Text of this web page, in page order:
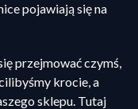
pojawiają się na
przejmować czymś,
krocie, a
sklepu. Tutaj